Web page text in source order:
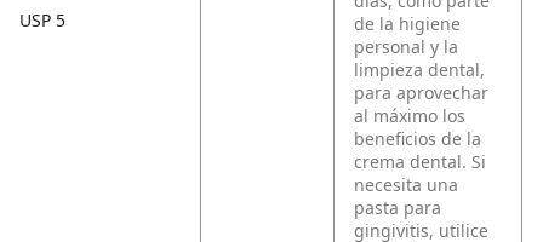
USP 5
de la higiene
personal y la
limpieza dental,
para aprovechar
al máximo los
beneficios de la
crema dental. Si
necesita una
pasta para
gingivitis, utilice